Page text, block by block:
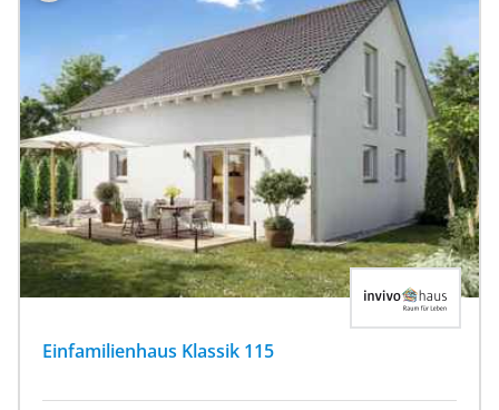
Einfamilienhaus Klassik 115